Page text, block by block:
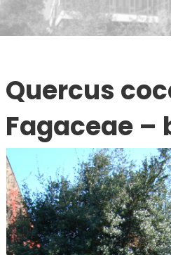
Quercus
Fagaceae